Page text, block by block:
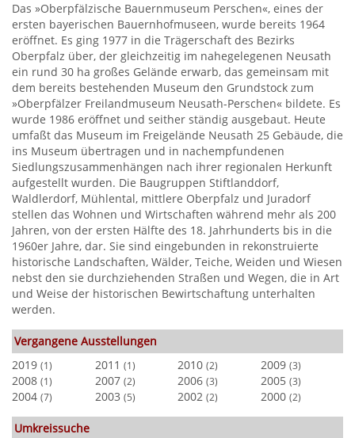
Das »Oberpfälzische Bauernmuseum Perschen«, eines der
ersten bayerischen Bauernhofmuseen, wurde bereits 1964
eröffnet. Es ging 1977 in die Trägerschaft des Bezirks
Oberpfalz über, der gleichzeitig im nahegelegenen Neusath
ein rund 30 ha großes Gelände erwarb, das gemeinsam mit
dem bereits bestehenden Museum den Grundstock zum
»Oberpfälzer Freilandmuseum Neusath-Perschen« bildete. Es
wurde 1986 eröffnet und seither ständig ausgebaut. Heute
umfaßt das Museum im Freigelände Neusath 25 Gebäude, die
ins Museum übertragen und in nachempfundenen
Siedlungszusammenhängen nach ihrer regionalen Herkunft
aufgestellt wurden. Die Baugruppen Stiftlanddorf,
Waldlerdorf, Mühlental, mittlere Oberpfalz und Juradorf
stellen das Wohnen und Wirtschaften während mehr als 200
Jahren, von der ersten Hälfte des 18. Jahrhunderts bis in die
1960er Jahre, dar. Sie sind eingebunden in rekonstruierte
historische Landschaften, Wälder, Teiche, Weiden und Wiesen
nebst den sie durchziehenden Straßen und Wegen, die in Art
und Weise der historischen Bewirtschaftung unterhalten
werden.
Vergangene Ausstellungen
2019 (1) 2011 (1) 2010 (2) 2009 (3)
2008 (1) 2007 (2) 2006 (3) 2005 (3)
2004 (7) 2003 (5) 2002 (2) 2000 (2)
Umkreissuche